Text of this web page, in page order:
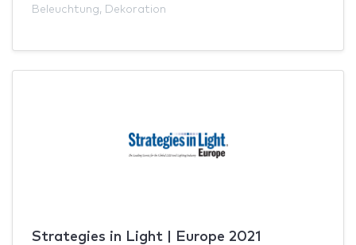
Beleuchtung, Dekoration
Strategies in Light | Europe 2021